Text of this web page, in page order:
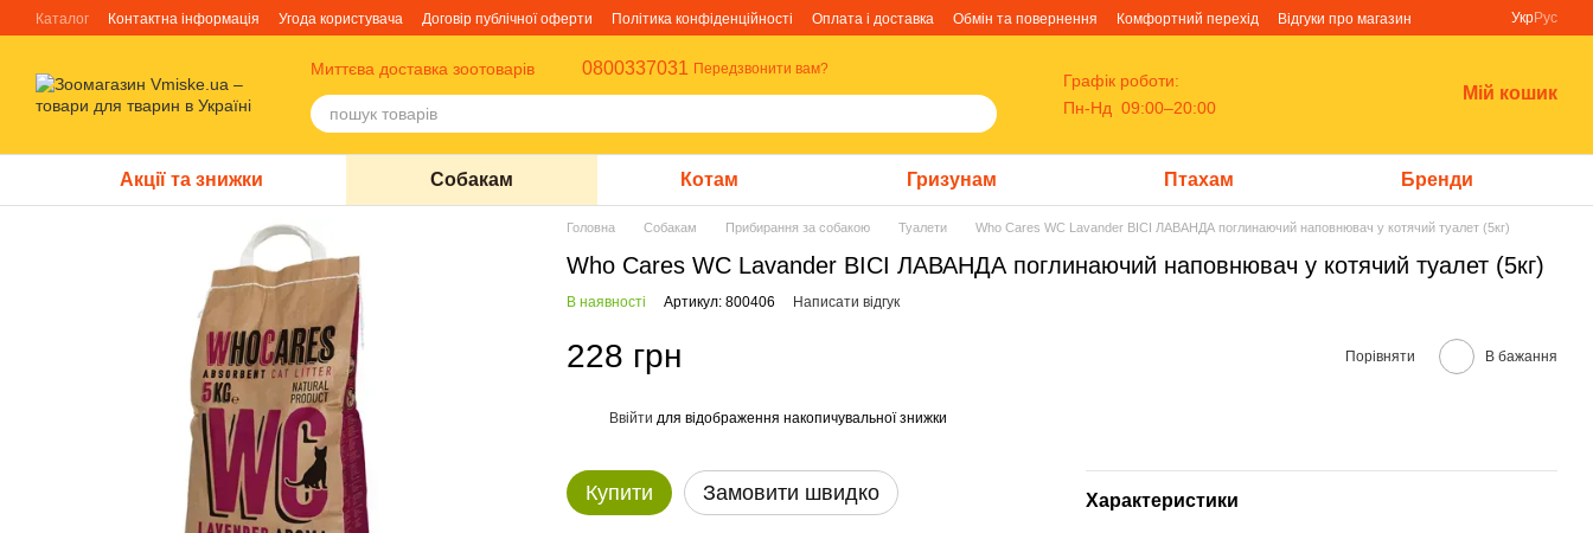
Перейти до основного контенту
Каталог Контактна інформація Угода користувача Договір публічної оферти Політика конфіденційності Оплата і доставка Обмін та повернення Комфортний перехід
Відгуки про магазин
УкрРус
Миттєва доставка зоотоварів 0800337031 Передзвонити вам?
Графік роботи:
Пн-Нд 09:00–20:00
Мій кошик
Акції та знижки Собакам Котам Гризунам Птахам Бренди
Головна Собакам Прибирання за собакою Туалети Who Cares WC Lavander ВІСІ ЛАВАНДА поглинаючий наповнювач у котячий туалет (5кг)
Who Cares WC Lavander ВІСІ ЛАВАНДА поглинаючий наповнювач у котячий туалет (5кг)
В наявності Артикул: 800406 Написати відгук
228 грн Порівняти В бажання
Ввійти для відображення накопичувальної знижки
Купити Замовити швидко Характеристики